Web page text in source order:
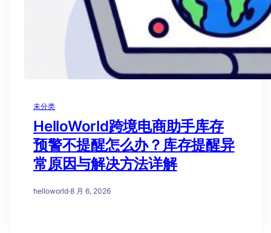
未分类
HelloWorld跨境电商助手库存
预警不提醒怎么办？库存提醒异
常原因与解决方法详解
helloworld·8 月 6, 2026